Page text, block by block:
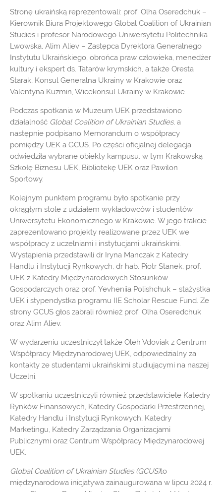
Stronę ukraińską reprezentowali: prof. Olha Oseredchuk –
Kierownik Biura Projektowego Global Coalition of Ukrainian
Studies i profesor Narodowego Uniwersytetu Politechnika
Lwowska, Alim Aliev – Zastępca Dyrektora Generalnego
Instytutu Ukraińskiego, obrońca praw człowieka, menedżer
kultury i ekspert ds. Tatarów krymskich, a także Oresta
Starak, Konsul Generalna Ukrainy w Krakowie oraz
Valentyna Kuzmin, Wicekonsul Ukrainy w Krakowie.
Podczas spotkania w Muzeum UEK przedstawiono
działalność Global Coalition of Ukrainian Studies, a
następnie podpisano Memorandum o współpracy
pomiędzy UEK a GCUS. Po części oficjalnej delegacja
odwiedziła wybrane obiekty kampusu, w tym Krakowską
Szkołę Biznesu UEK, Bibliotekę UEK oraz Pawilon
Sportowy.
Kolejnym punktem programu było spotkanie przy
okrągłym stole z udziałem wykładowców i studentów
Uniwersytetu Ekonomicznego w Krakowie. W jego trakcie
zaprezentowano projekty realizowane przez UEK we
współpracy z uczelniami i instytucjami ukraińskimi.
Wystąpienia przedstawili dr Iryna Manczak z Katedry
Handlu i Instytucji Rynkowych, dr hab. Piotr Stanek, prof.
UEK z Katedry Międzynarodowych Stosunków
Gospodarczych oraz prof. Yevheniia Polishchuk – stażystka
UEK i stypendystka programu IIE Scholar Rescue Fund. Ze
strony GCUS głos zabrali również prof. Olha Oseredchuk
oraz Alim Aliev.
W wydarzeniu uczestniczył także Oleh Vdoviak z Centrum
Współpracy Międzynarodowej UEK, odpowiedzialny za
kontakty ze studentami ukraińskimi studiującymi na naszej
Uczelni.
W spotkaniu uczestniczyli również przedstawiciele Katedry
Rynków Finansowych, Katedry Gospodarki Przestrzennej,
Katedry Handlu i Instytucji Rynkowych, Katedry
Marketingu, Katedry Zarządzania Organizacjami
Publicznymi oraz Centrum Współpracy Międzynarodowej
UEK.
Global Coalition of Ukrainian Studies (GCUS)to
międzynarodowa inicjatywa zainaugurowana w lipcu 2024 r.